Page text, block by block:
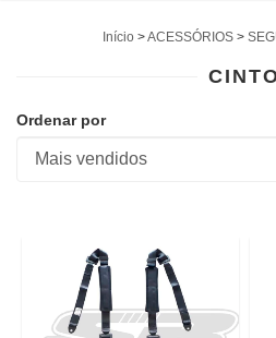
Início >ACESSÓRIOS >
Ordenar por